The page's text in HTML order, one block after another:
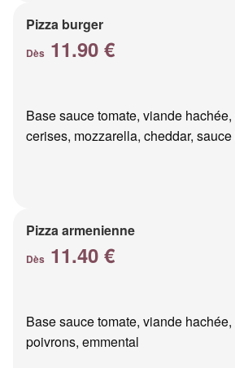
Pizza burger
Dès 11.90 €
Base sauce tomate, viande
cerises, mozzarella, cheddar,
Pizza armenienne
Dès 11.40 €
Base sauce tomate, viande
poivrons, emmental